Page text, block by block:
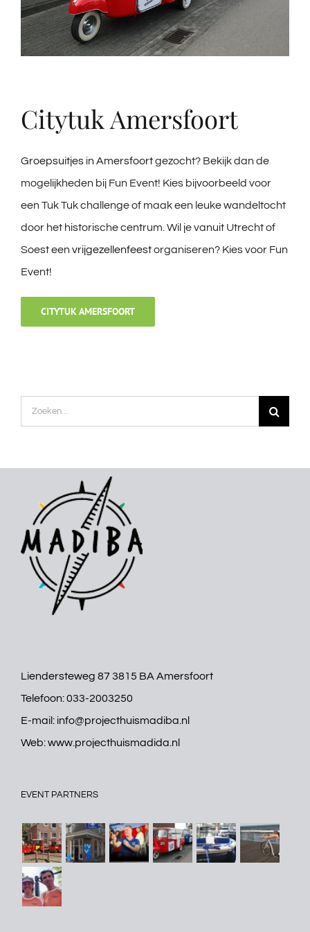
Citytuk Amersfoort
Groepsuitjes in Amersfoortgezocht? Bekijk dan de
mogelijkheden bij Fun Event! Kies bijvoorbeeld voor
een Tuk Tuk challenge of maak een leuke wandeltocht
door het historische centrum. Wil je vanuit Utrecht of
Soest een vrijgezellenfeestorganiseren? Kies voor Fun
Event!
CITYTUK AMERSFOORT
Zoeken
naar:
Liendersteweg 87 3815 BA Amersfoort
Telefoon:033-2003250
E-mail: info@projecthuismadiba.nl
Web:www.projecthuismadida.nl
EVENT PARTNERS